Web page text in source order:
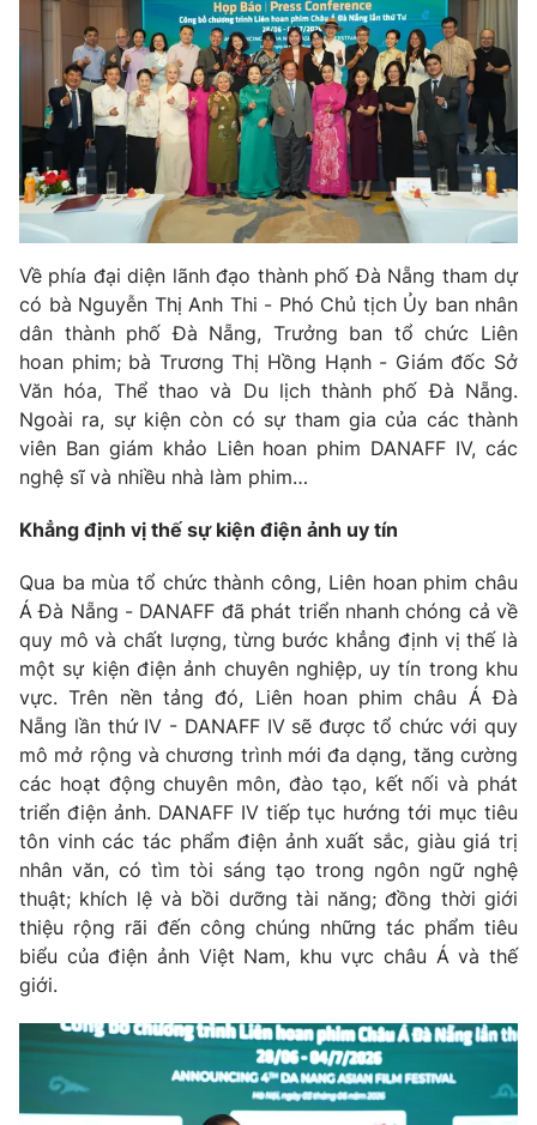
Liên hệ tòa soạn English
THỜI BÁO VTV
Theo dõi báo trên
Cơ quan chủ quản:Đài Truyền hình Việt Nam
Cơ quan báo chí:Thời báo VTV
Giấy phép hoạt động báo in và báo điện tử số 483/GP-BTTTT
cấp ngày 29/12/2023
Tổng Biên tập: Vũ Thanh Thủy
Phó Tổng Biên tập:
Nguyễn Thị Mỹ Hạnh, Phạm Quốc Thắng,
Nguyễn Trọng Ninh
Tổng đài VTV:024.38 355 931 - 024.38 355 932
Email:toasoan@vtv.vn
Liên hệ quảng cáo: 024-7300.7108
® Cấm sao chép dưới mọi hình thức nếu không có sự chấp
thuận bằng văn bản. Ghi rõ nguồn VTV.vn khi phát hành lại
Về phía đại diện lãnh đạo thành phố Đà Nẵng tham dự
có bà Nguyễn Thị Anh Thi - Phó Chủ tịch Ủy ban nhân
dân thành phố Đà Nẵng, Trưởng ban tổ chức Liên
hoan phim; bà Trương Thị Hồng Hạnh - Giám đốc Sở
Văn hóa, Thể thao và Du lịch thành phố Đà Nẵng.
Ngoài ra, sự kiện còn có sự tham gia của các thành
viên Ban giám khảo Liên hoan phim DANAFF IV, các
nghệ sĩ và nhiều nhà làm phim…
Khẳng định vị thế sự kiện điện ảnh uy tín
Qua ba mùa tổ chức thành công, Liên hoan phim châu
Á Đà Nẵng - DANAFF đã phát triển nhanh chóng cả về
quy mô và chất lượng, từng bước khẳng định vị thế là
một sự kiện điện ảnh chuyên nghiệp, uy tín trong khu
vực. Trên nền tảng đó, Liên hoan phim châu Á Đà
Nẵng lần thứ IV - DANAFF IV sẽ được tổ chức với quy
mô mở rộng và chương trình mới đa dạng, tăng cường
các hoạt động chuyên môn, đào tạo, kết nối và phát
triển điện ảnh. DANAFF IV tiếp tục hướng tới mục tiêu
tôn vinh các tác phẩm điện ảnh xuất sắc, giàu giá trị
nhân văn, có tìm tòi sáng tạo trong ngôn ngữ nghệ
thuật; khích lệ và bồi dưỡng tài năng; đồng thời giới
thiệu rộng rãi đến công chúng những tác phẩm tiêu
biểu của điện ảnh Việt Nam, khu vực châu Á và thế
giới.